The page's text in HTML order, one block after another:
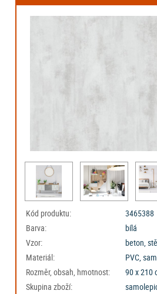
Kód produktu:
3465388
Barva:
bílá
Vzor:
beton,
Materiál:
PVC,
Rozměr, obsah, hmotnost:
90 x 210
Skupina zboží: